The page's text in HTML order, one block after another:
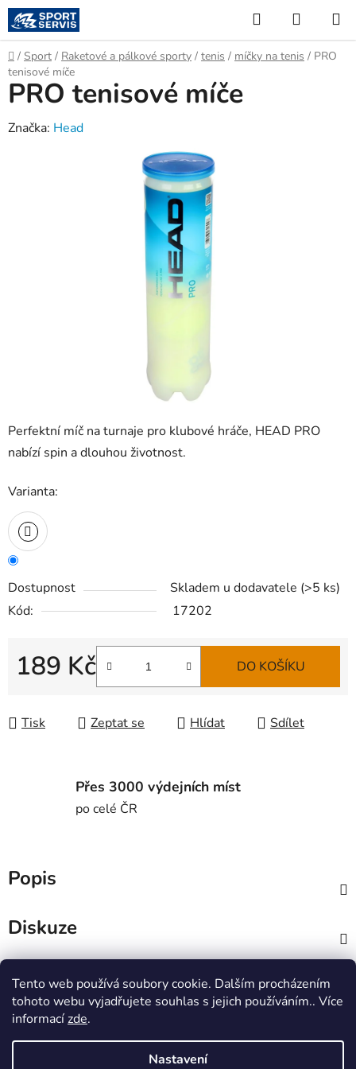
Tento web používá soubory cookie. Dalším procházením
tohoto webu vyjadřujete souhlas s jejich používáním.. Více
informacízde.
Nastavení
Přejít
na
obsah
Hledat
KOŠÍK
Domů
/ Sport / Raketové a pálkové sporty / tenis / míčky na tenis / PRO
tenisové míče
Perfektní míč na turnaje pro klubové hráče, HEAD PRO
nabízí spin a dlouhou životnost.
Varianta:
Dostupnost Skladem u dodavatele (>5 ks)
Kód:
17202
189 Kč DO KOŠÍKU
Tisk Zeptat se Hlídat Sdílet
PRO tenisové míče
Značka: Head
Přes 3000 výdejních míst
po celé ČR
Popis
Diskuze
Z
MTWorkout Fitness prcek
Centrum environmentální výchovy Stolístek